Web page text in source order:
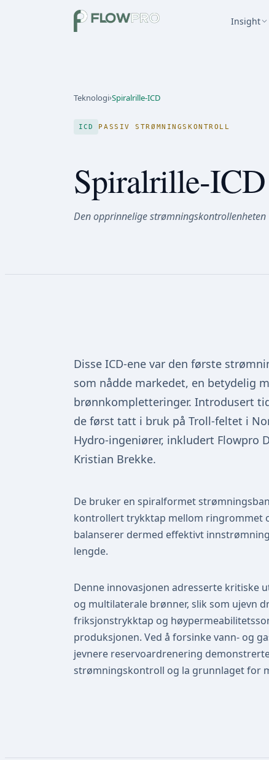
Insight
Teknologi›Spiralrille-ICD
ICD PASSIV STRØMNINGSKONTROLL
Spiralrille-ICD
Den opprinnelige strømningskontrollenheten
Disse ICD-ene var den første
som nådde markedet, en betydelig
brønnkompletteringer. Introdusert
de først tatt i bruk på Troll-feltet i
Hydro-ingeniører, inkludert Flowpro
Kristian Brekke.
De bruker en spiralformet
kontrollert trykktap mellom ringrommet
balanserer dermed effektivt
lengde.
Denne innovasjonen adresserte kritiske
og multilaterale brønner, slik som ujevn
friksjonstrykktap og
produksjonen. Ved å forsinke vann- og
jevnere reservoardrenering
strømningskontroll og la grunnlaget for